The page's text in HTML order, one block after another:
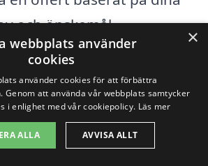
och önskemål.
viktigt att ha en klar idé
för köket innan du påbörjar
Att ha en detaljerad plan
design, funktion och
×
webbplats använder
cookies
använder cookies för att förbättra
Genom att använda vår webbplats samtycker
i enlighet med vår cookiepolicy. Läs mer
ALLA AVVISA ALLT